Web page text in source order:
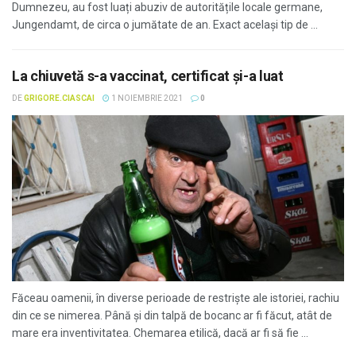
Dumnezeu, au fost luați abuziv de autoritățile locale germane,
Jungendamt, de circa o jumătate de an. Exact același tip de ...
La chiuvetă s-a vaccinat, certificat și-a luat
DEGRIGORE.CIASCAI 1 NOIEMBRIE 2021 0
Făceau oamenii, în diverse perioade de restriște ale istoriei, rachiu
din ce se nimerea. Până și din talpă de bocanc ar fi făcut, atât de
mare era inventivitatea. Chemarea etilică, dacă ar fi să fie ...